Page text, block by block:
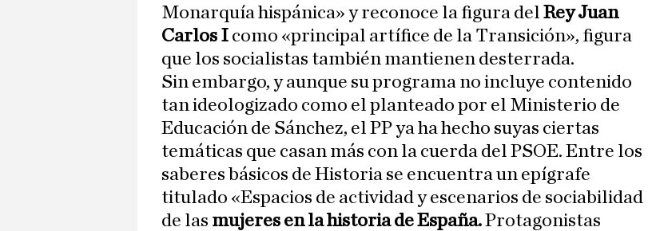
Monarquía hispánica» y reconoce la figura del Rey Juan
Carlos I como «principal artífice de la Transición», figura
que los socialistas también mantienen desterrada.
Sin embargo, y aunque su programa no incluye contenido
tan ideologizado como el planteado por el Ministerio de
Educación de Sánchez, el PP ya ha hecho suyas ciertas
temáticas que casan más con la cuerda del PSOE. Entre los
saberes básicos de Historia se encuentra un epígrafe
titulado «Espacios de actividad y escenarios de sociabilidad
de las mujeres en la historia de España.Protagonistas